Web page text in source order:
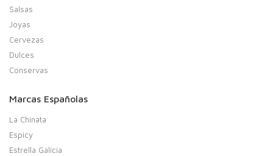
Salsas
Joyas
Cervezas
Dulces
Conservas
Marcas Españolas
La Chinata
Espicy
Estrella Galicia